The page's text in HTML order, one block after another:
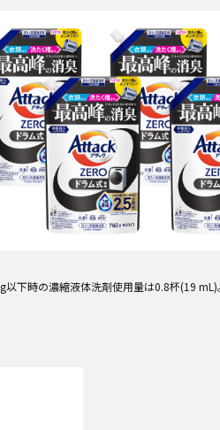
下時の濃縮液体洗剤使用量は0.8杯(19 mL)。